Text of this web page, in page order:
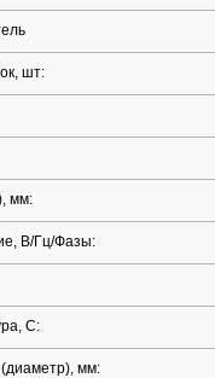
шт:
мм:
В/Гц/Фазы:
С:
мм: